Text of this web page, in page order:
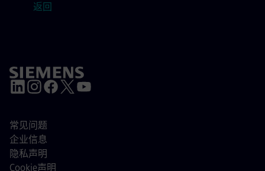
返回
常见问题
企业信息
隐私声明
Cookie声明